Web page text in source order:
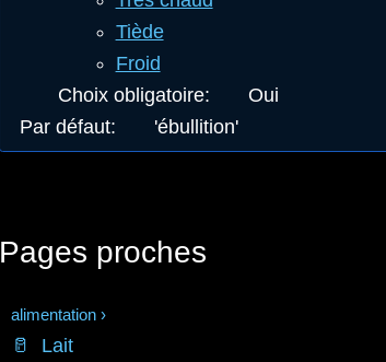
Tiède
Froid
Choix obligatoire:
Oui
Par défaut: 'ébullition'
Pages proches
alimentation ›
🥛 Lait